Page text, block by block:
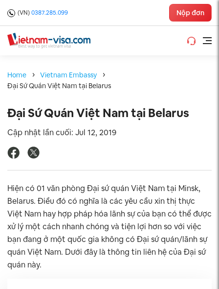
(VN)0387.285.099 Nộp đơn
Home
Vietnam Embassy
Đại Sứ Quán Việt Nam tại Belarus
Đại Sứ Quán Việt Nam tại Belarus
Cập nhật lần cuối: Jul 12, 2019
Hiện có 01 văn phòng Đại sứ quán Việt Nam tại Minsk,
Belarus. Điều đó có nghĩa là các yêu cầu xin thị thực
Việt Nam hay hợp pháp hóa lãnh sự của bạn có thể được
xử lý một cách nhanh chóng và tiện lợi hơn so với việc
bạn đang ở một quốc gia không có Đại sứ quán/lãnh sự
quán Việt Nam. Dưới đây là thông tin liên hệ của Đại sứ
quán này.